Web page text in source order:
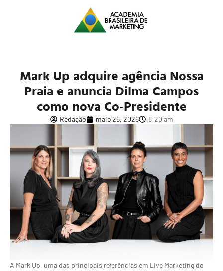
Mark Up adquire agência Nossa
Praia e anuncia Dilma Campos
como nova Co-Presidente
Redação maio 26, 2026 8:20 am
A Mark Up, uma das principais referências em Live Marketing do